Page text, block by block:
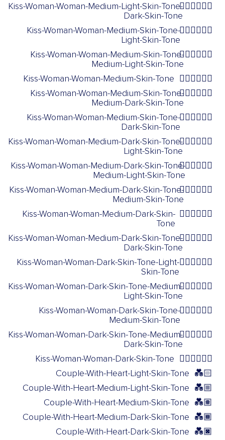
👩🏼‍❤️‍💋‍👩🏿
Kiss-Woman-Woman-Medium-Light-Skin-Tone-
Dark-Skin-Tone
👩🏽‍❤️‍💋‍👩🏻
Kiss-Woman-Woman-Medium-Skin-Tone-
Light-Skin-Tone
👩🏽‍❤️‍💋‍👩🏼
Kiss-Woman-Woman-Medium-Skin-Tone-
Medium-Light-Skin-Tone
👩🏽‍❤️‍💋‍👩🏽
Kiss-Woman-Woman-Medium-Skin-Tone
👩🏽‍❤️‍💋‍👩🏾
Kiss-Woman-Woman-Medium-Skin-Tone-
Medium-Dark-Skin-Tone
👩🏽‍❤️‍💋‍👩🏿
Kiss-Woman-Woman-Medium-Skin-Tone-
Dark-Skin-Tone
👩🏾‍❤️‍💋‍👩🏻
Kiss-Woman-Woman-Medium-Dark-Skin-Tone-
Light-Skin-Tone
👩🏾‍❤️‍💋‍👩🏼
Kiss-Woman-Woman-Medium-Dark-Skin-Tone-
Medium-Light-Skin-Tone
👩🏾‍❤️‍💋‍👩🏽
Kiss-Woman-Woman-Medium-Dark-Skin-Tone-
Medium-Skin-Tone
👩🏾‍❤️‍💋‍👩🏾
Kiss-Woman-Woman-Medium-Dark-Skin-
Tone
👩🏾‍❤️‍💋‍👩🏿
Kiss-Woman-Woman-Medium-Dark-Skin-Tone-
Dark-Skin-Tone
👩🏿‍❤️‍💋‍👩🏻
Kiss-Woman-Woman-Dark-Skin-Tone-Light-
Skin-Tone
👩🏿‍❤️‍💋‍👩🏼
Kiss-Woman-Woman-Dark-Skin-Tone-Medium-
Light-Skin-Tone
👩🏿‍❤️‍💋‍👩🏽
Kiss-Woman-Woman-Dark-Skin-Tone-
Medium-Skin-Tone
👩🏿‍❤️‍💋‍👩🏾
Kiss-Woman-Woman-Dark-Skin-Tone-Medium-
Dark-Skin-Tone
👩🏿‍❤️‍💋‍👩🏿
Kiss-Woman-Woman-Dark-Skin-Tone
💑🏻
Couple-With-Heart-Light-Skin-Tone
💑🏼
Couple-With-Heart-Medium-Light-Skin-Tone
💑🏽
Couple-With-Heart-Medium-Skin-Tone
💑🏾
Couple-With-Heart-Medium-Dark-Skin-Tone
💑🏿
Couple-With-Heart-Dark-Skin-Tone